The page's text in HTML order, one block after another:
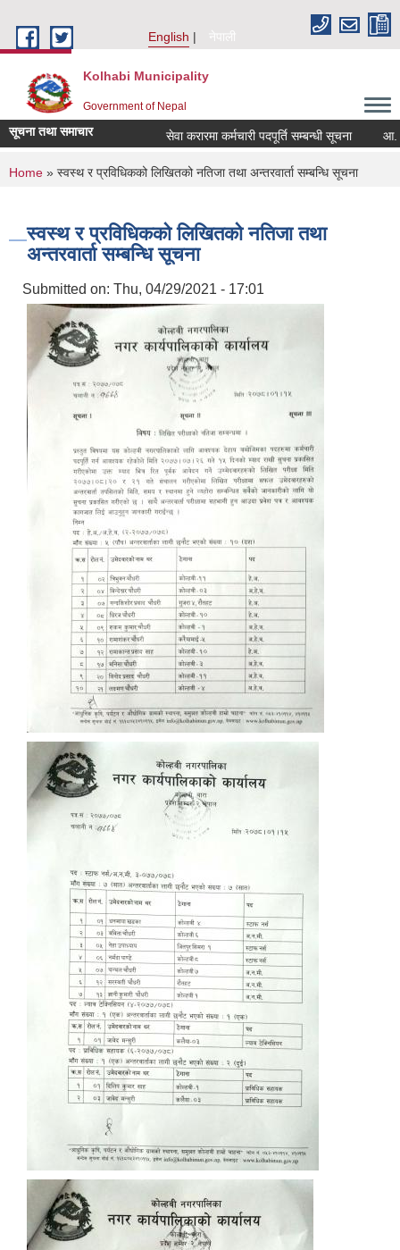
English
नेपाली
Kolhabi Municipality
Government of Nepal
सूचना तथा समाचार सेवा करारमा कर्मचारी पदपूर्ति सम्बन्धी सूचना आ. व.
You are here
Home » स्वस्थ र प्रविधिकको लिखितको नतिजा तथा अन्तरवार्ता सम्बन्धि सूचना
स्वस्थ र प्रविधिकको लिखितको नतिजा तथा
अन्तरवार्ता सम्बन्धि सूचना
Submitted on: Thu, 04/29/2021 - 17:01